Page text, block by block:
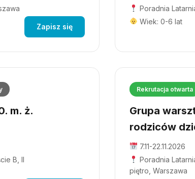
Zapisz się
Poradnia
Wiek: 0-6 lat
m. ż.
B, II
Rekrutacja otwarta
Grupa
rodziców
7.11-22.11.2026
Poradnia
piętro, Warszawa